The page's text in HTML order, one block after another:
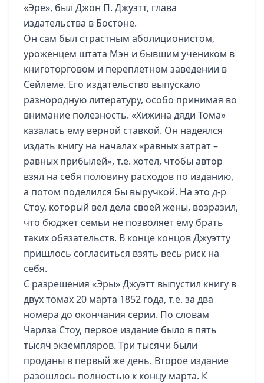
«Эре», был Джон П. Джуэтт, глава
издательства в Бостоне.
Он сам был страстным аболиционистом,
уроженцем штата Мэн и бывшим учеником в
книготорговом и переплетном заведении в
Сейлеме. Его издательство выпускало
разнородную литературу, особо принимая во
внимание полезность. «Хижина дяди Тома»
казалась ему верной ставкой. Он надеялся
издать книгу на началах «равных затрат –
равных прибылей», т.е. хотел, чтобы автор
взял на себя половину расходов по изданию,
а потом поделился бы выручкой. На это д-р
Стоу, который вел дела своей жены, возразил,
что бюджет семьи не позволяет ему брать
таких обязательств. В конце концов Джуэтту
пришлось согласиться взять весь риск на
себя.
С разрешения «Эры» Джуэтт выпустил книгу в
двух томах 20 марта 1852 года, т.е. за два
номера до окончания серии. По словам
Чарлза Стоу, первое издание было в пять
тысяч экземпляров. Три тысячи были
проданы в первый же день. Второе издание
разошлось полностью к концу марта. К